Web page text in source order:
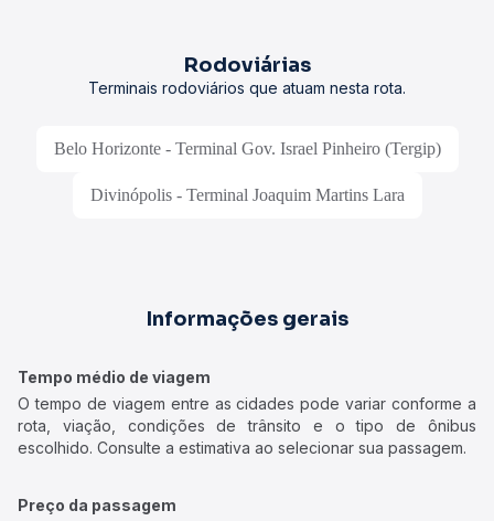
Rodoviárias
Terminais rodoviários que atuam nesta rota.
Belo Horizonte - Terminal Gov. Israel Pinheiro (Tergip)
Divinópolis - Terminal Joaquim Martins Lara
Informações gerais
Tempo médio de viagem
O tempo de viagem entre as cidades pode variar conforme a
rota, viação, condições de trânsito e o tipo de ônibus
escolhido. Consulte a estimativa ao selecionar sua passagem.
Preço da passagem